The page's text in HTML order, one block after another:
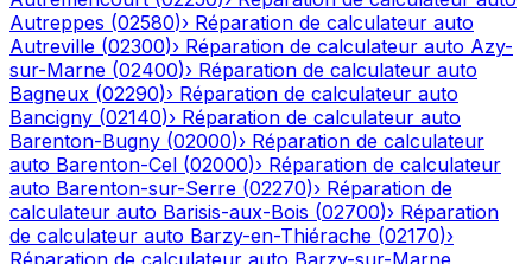
Autreppes (02580)› Réparation de calculateur auto
Autreville (02300)› Réparation de calculateur auto Azy-
sur-Marne (02400)› Réparation de calculateur auto
Bagneux (02290)› Réparation de calculateur auto
Bancigny (02140)› Réparation de calculateur auto
Barenton-Bugny (02000)› Réparation de calculateur
auto Barenton-Cel (02000)› Réparation de calculateur
auto Barenton-sur-Serre (02270)› Réparation de
calculateur auto Barisis-aux-Bois (02700)› Réparation
de calculateur auto Barzy-en-Thiérache (02170)›
Réparation de calculateur auto Barzy-sur-Marne